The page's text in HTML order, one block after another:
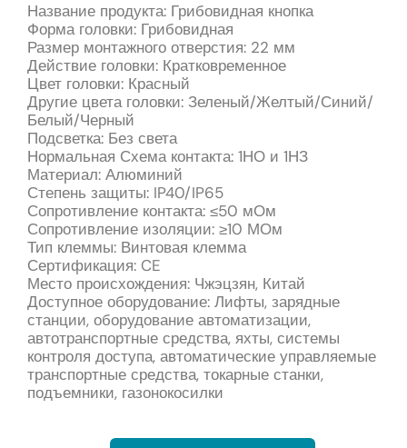
Название продукта: Грибовидная кнопка
Форма головки: Грибовидная
Размер монтажного отверстия: 22 мм
Действие головки: Кратковременное
Цвет головки: Красный
Другие цвета головки: Зеленый/Желтый/Синий/
Белый/Черный
Подсветка: Без света
Нормальная Схема контакта: 1НО и 1НЗ
Материал: Алюминий
Степень защиты: IP40/IP65
Сопротивление контакта: ≤50 мОм
Сопротивление изоляции: ≥10 МОм
Тип клеммы: Винтовая клемма
Сертификация: CE
Место происхождения: Чжэцзян, Китай
Доступное оборудование: Лифты, зарядные
станции, оборудование автоматизации,
автотранспортные средства, яхты, системы
контроля доступа, автоматические управляемые
транспортные средства, токарные станки,
подъемники, газонокосилки